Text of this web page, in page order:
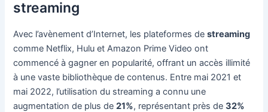
streaming
Avec l’avènement d’Internet, les plateformes destreaming
comme Netflix, Hulu et Amazon Prime Video ont
commencé à gagner en popularité, offrant un accès illimité
à une vaste bibliothèque de contenus. Entre mai 2021 et
mai 2022, l’utilisation du streaming a connu une
augmentation de plus de21%, représentant près de32%